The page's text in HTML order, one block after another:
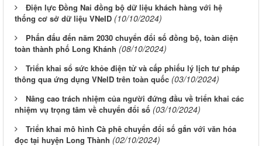
Điện lực Đồng Nai đồng bộ dữ liệu khách hàng với hệ
thống cơ sở dữ liệu VNeID (10/10/2024)
Phấn đấu đến năm 2030 chuyển đổi số đồng bộ, toàn diện
toàn thành phố Long Khánh (08/10/2024)
Triển khai sổ sức khỏe điện tử và cấp phiếu lý lịch tư pháp
thông qua ứng dụng VNelD trên toàn quốc (03/10/2024)
Nâng cao trách nhiệm của người đứng đầu về triển khai các
nhiệm vụ trọng tâm về chuyển đổi số (03/10/2024)
Triển khai mô hình Cà phê chuyển đổi số gắn với văn hóa
đọc tại huyện Long Thành (02/10/2024)